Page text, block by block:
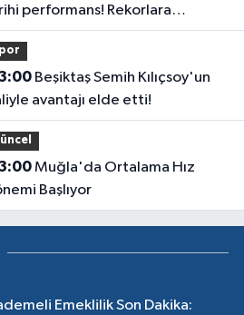
performans! Rekorlara
Beşiktaş Semih Kılıçsoy'un
avantajı elde etti!
Muğla'da Ortalama Hız
Başlıyor
Emeklilik Son Dakika: